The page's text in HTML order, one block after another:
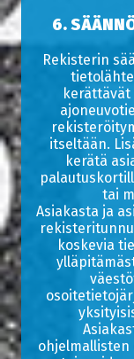
6.
Rekisterin
kerättävät
itseltään.
kerätä
tai
Asiakasta ja
koskevia